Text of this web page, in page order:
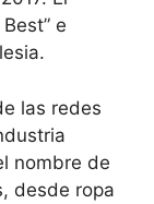
e
las redes
nombre de
desde ropa